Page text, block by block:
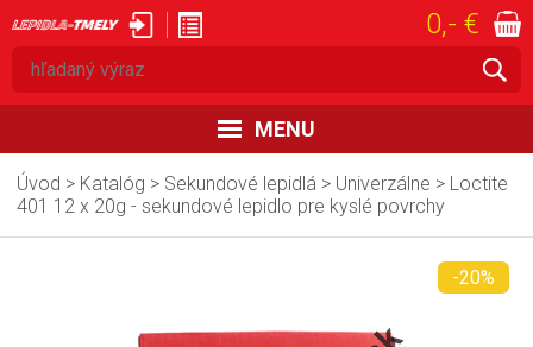
prihlásiť 0,- €
MENU
ÚVOD
KATALÓG
OBCHODNÉ PODMIENKY
Úvod > Katalóg > Sekundové lepidlá > Univerzálne > Loctite
401 12 x 20g - sekundové lepidlo pre kyslé povrchy
-20%